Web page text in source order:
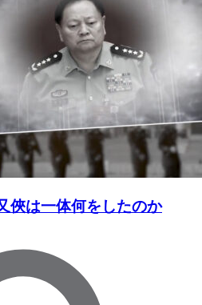
俠は一体何をしたのか